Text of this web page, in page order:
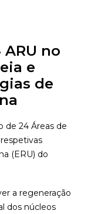
no
e
de
de 24 Áreas de
(ERU) do
a regeneração
dos núcleos